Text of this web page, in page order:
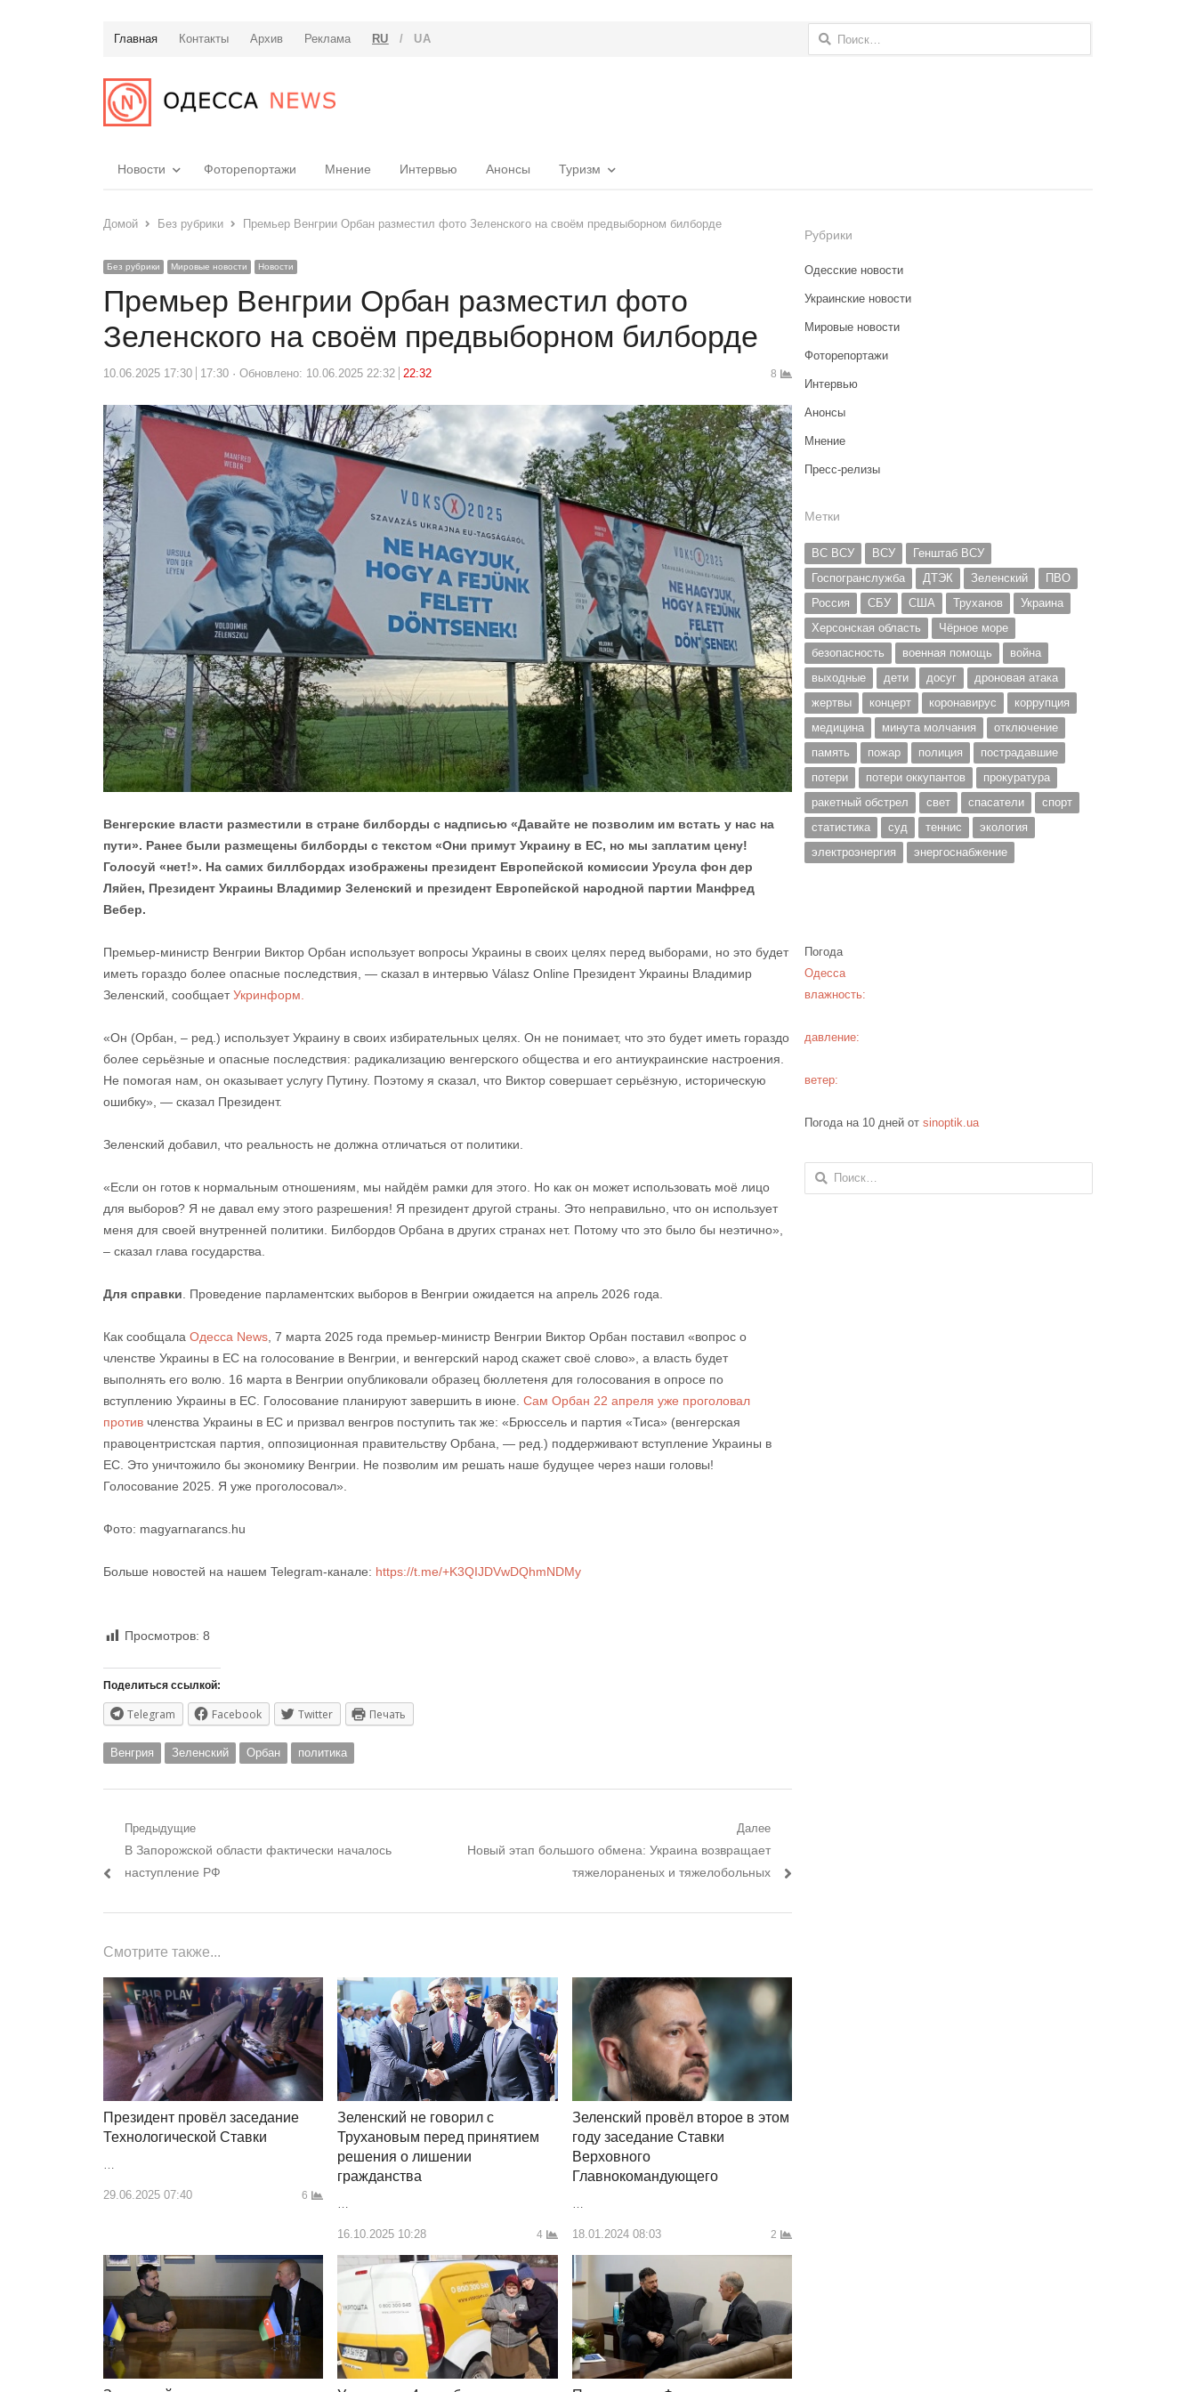
Главная Контакты Архив Реклама RU / UA Найти:
Новости Фоторепортажи Мнение Интервью Анонсы Туризм
Домой Без рубрики Премьер Венгрии Орбан разместил фото Зеленского на своём предвыборном билборде
Без рубрики Мировые новости Новости
Премьер Венгрии Орбан разместил фото
Зеленского на своём предвыборном билборде
10.06.2025 17:30 17:30 Обновлено: 10.06.2025 22:32 22:32 8
Венгерские власти разместили в стране билборды с надписью «Давайте не позволим им встать у нас на
пути». Ранее были размещены билборды с текстом «Они примут Украину в ЕС, но мы заплатим цену!
Голосуй «нет!». На самих биллбордах изображены президент Европейской комиссии Урсула фон дер
Ляйен, Президент Украины Владимир Зеленский и президент Европейской народной партии Манфред
Вебер.
Премьер-министр Венгрии Виктор Орбан использует вопросы Украины в своих целях перед выборами, но это будет
иметь гораздо более опасные последствия, — сказал в интервью Válasz Online Президент Украины Владимир
Зеленский, сообщаетУкринформ.
«Он (Орбан, – ред.) использует Украину в своих избирательных целях. Он не понимает, что это будет иметь гораздо
более серьёзные и опасные последствия: радикализацию венгерского общества и его антиукраинские настроения.
Не помогая нам, он оказывает услугу Путину. Поэтому я сказал, что Виктор совершает серьёзную, историческую
ошибку», — сказал Президент.
Зеленский добавил, что реальность не должна отличаться от политики.
«Если он готов к нормальным отношениям, мы найдём рамки для этого. Но как он может использовать моё лицо
для выборов? Я не давал ему этого разрешения! Я президент другой страны. Это неправильно, что он использует
меня для своей внутренней политики. Билбордов Орбана в других странах нет. Потому что это было бы неэтично»,
– сказал глава государства.
Для справки. Проведение парламентских выборов в Венгрии ожидается на апрель 2026 года.
Как сообщала Одесса News, 7 марта 2025 года премьер-министр Венгрии Виктор Орбан поставил «вопрос о
членстве Украины в ЕС на голосование в Венгрии, и венгерский народ скажет своё слово», а власть будет
выполнять его волю. 16 марта в Венгрии опубликовали образец бюллетеня для голосования в опросе по
вступлению Украины в ЕС. Голосование планируют завершить в июне. Сам Орбан 22 апреля уже проголовал
против членства Украины в ЕС и призвал венгров поступить так же: «Брюссель и партия «Тиса» (венгерская
правоцентристская партия, оппозиционная правительству Орбана, — ред.) поддерживают вступление Украины в
ЕС. Это уничтожило бы экономику Венгрии. Не позволим им решать наше будущее через наши головы!
Голосование 2025. Я уже проголосовал».
Фото: magyarnarancs.hu
Больше новостей на нашем Telegram-канале: https://t.me/+K3QIJDVwDQhmNDMy
Просмотров: 8
Поделиться ссылкой:
Telegram Facebook Twitter Печать
Венгрия Зеленский Орбан политика
Навигация
по
Предыдущие
Предыдущий
пост:
В Запорожской области фактически началось
наступление РФ
Далее
Следующий
Новый этап большого обмена: Украина возвращает
тяжелораненых и тяжелобольных
Смотрите также...
Президент провёл заседание
Технологической Ставки
…
29.06.2025 07:40 6
Зеленский не говорил с
Трухановым перед принятием
решения о лишении
гражданства
…
16.10.2025 10:28 4
Зеленский провёл второе в этом
году заседание Ставки
Верховного
Главнокомандующего
…
18.01.2024 08:03 2
Рубрики
Одесские новости
Украинские новости
Мировые новости
Фоторепортажи
Интервью
Анонсы
Мнение
Пресс-релизы
Метки
ВС ВСУ ВСУ
Генштаб ВСУ
Госпогранслужба
ДТЭК Зеленский
ПВО
Россия
СБУ США Труханов
Украина
Херсонская область
Чёрное море
безопасность
военная помощь
война
выходные
дети досуг
дроновая атака
жертвы
концерт коронавирус
коррупция
медицина
минута молчания
отключение
память
пожар полиция
пострадавшие
потери
потери оккупантов
прокуратура
ракетный обстрел
свет спасатели
спорт
статистика
суд теннис
экология
электроэнергия
энергоснабжение
Погода
Одесса
влажность:
давление:
ветер:
Погода на 10 дней отsinoptik.ua
Найти: